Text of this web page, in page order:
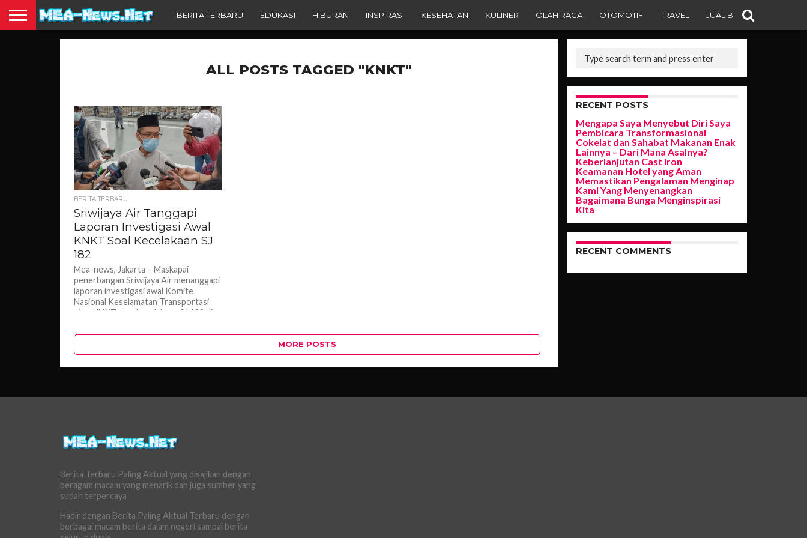
BERITA TERBARU EDUKASI HIBURAN INSPIRASI KESEHATAN KULINER OLAH RAGA OTOMOTIF TRAVEL JUAL BELI
ALL POSTS TAGGED "KNKT"
2.1K
BERITA TERBARU
Sriwijaya Air Tanggapi
Laporan Investigasi Awal
KNKT Soal Kecelakaan SJ
182
Mea-news, Jakarta – Maskapai
penerbangan Sriwijaya Air menanggapi
laporan investigasi awal Komite
Nasional Keselamatan Transportasi
atau KNKT atas kecelakaan SJ 182 di...
MORE POSTS
RECENT POSTS
Mengapa Saya Menyebut Diri Saya
Pembicara Transformasional
Cokelat dan Sahabat Makanan Enak
Lainnya – Dari Mana Asalnya?
Keberlanjutan Cast Iron
Keamanan Hotel yang Aman
Memastikan Pengalaman Menginap
Kami Yang Menyenangkan
Bagaimana Bunga Menginspirasi
Kita
RECENT COMMENTS
Berita Terbaru Paling Aktual yang disajikan dengan
beragam macam yang menarik dan juga sumber yang
sudah terpercaya
Hadir dengan Berita Paling Aktual Terbaru dengan
berbagai macam berita dalam negeri sampai berita